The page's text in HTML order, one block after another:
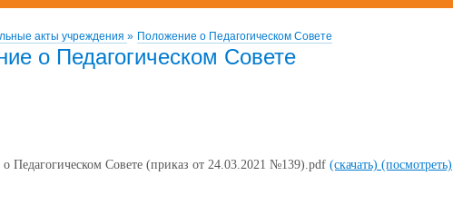
акты учреждения » Положение о Педагогическом Совете
о Педагогическом Совете
Педагогическом Совете (приказ от 24.03.2021 №139).pdf (скачать) (посмотреть)